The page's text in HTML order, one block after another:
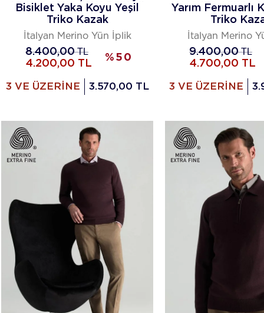
Bisiklet Yaka Koyu Yeşil
Triko Kazak
İtalyan Merino Yün İplik
8.400,00TL
4.200,00 TL
% 50
3 VE ÜZERİNE 3.570,00 TL
Yarım Fermuarlı
Triko
İtalyan Merino
9.400,00TL
4.700,00 TL
3 VE ÜZERİNE